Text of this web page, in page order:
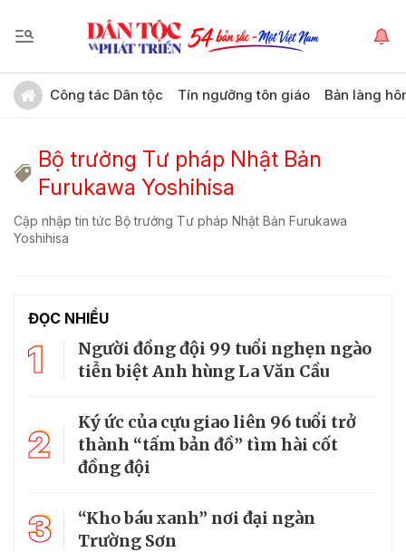
Công tác Dân tộc Tín ngưỡng tôn giáo Bản làng
Bộ trưởng Tư pháp Nhật Bản
Furukawa Yoshihisa
Cập nhập tin tức Bộ trưởng Tư pháp Nhật Bản Furukawa
Yoshihisa
ĐỌC NHIỀU
1
Người đồng đội 99 tuổi nghẹn ngào
tiễn biệt Anh hùng La Văn Cầu
2
Ký ức của cựu giao liên 96 tuổi trở
thành “tấm bản đồ” tìm hài cốt
đồng đội
3
“Kho báu xanh” nơi đại ngàn
Trường Sơn